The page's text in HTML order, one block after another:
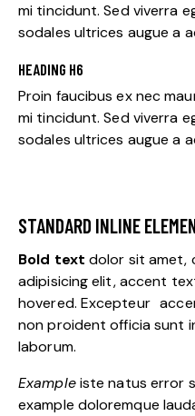
mi tincidunt. Sed viverra
sodales ultrices augue a
HEADING H6
Proin faucibus ex nec
mi tincidunt. Sed viverra
sodales ultrices augue a
STANDARD INLINE
Bold text dolor sit amet,
adipisicing elit, accent
hovered. Excepteur
non proident officia sunt
laborum.
Exampleiste natus error
example doloremque